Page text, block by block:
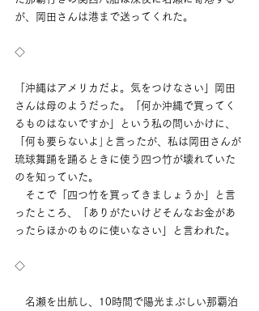
が、岡田さんは港まで送ってくれた。
◇
「沖縄はアメリカだよ。気をつけなさい」岡田
さんは母のようだった。「何か沖縄で買ってく
るものはないですか」という私の問いかけに、
「何も要らないよ｣と言ったが、私は岡田さんが
琉球舞踊を踊るときに使う四つ竹が壊れていた
のを知っていた。
そこで「四つ竹を買ってきましょうか」と言
ったところ、「ありがたいけどそんなお金があ
ったらほかのものに使いなさい」と言われた。
◇
名瀬を出航し、10時間で陽光まぶしい那覇泊